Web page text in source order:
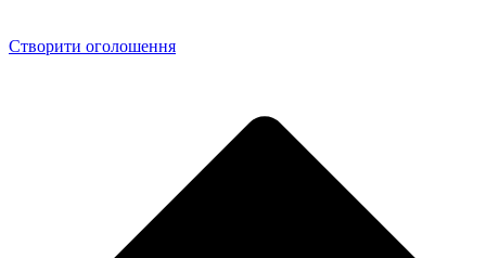
Створити оголошення